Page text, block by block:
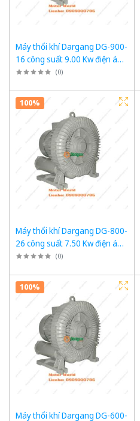
Máy thổi khí Dargang DG-900-
16 công suất 9.00 Kw điện áp
3 pha 380VAC, 50Hz
(0)
100%
Máy thổi khí Dargang DG-800-
26 công suất 7.50 Kw điện áp
3 pha 380VAC, 50Hz
(0)
100%
Máy thổi khí Dargang DG-600-